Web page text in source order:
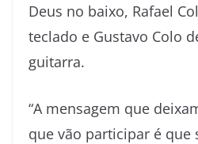
Deus no baixo, Rafael
teclado e Gustavo Colo
guitarra.
“A mensagem que
que vão participar é que